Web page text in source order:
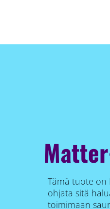
Tämä tuote
ohjata sitä
toimimaan